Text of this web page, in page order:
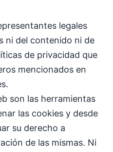
legales
ni del contenido ni de
de privacidad que
mencionados en
son las herramientas
las cookies y desde
su derecho a
de las mismas. Ni